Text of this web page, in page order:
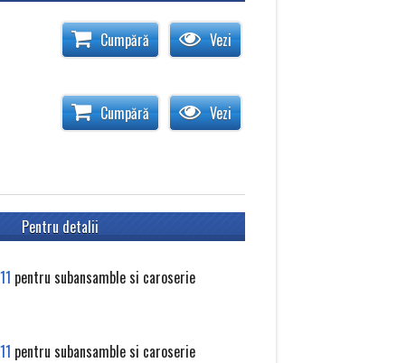
Cumpără Vezi
Cumpără Vezi
Pentru detalii
pentru subansamble si caroserie
pentru subansamble si caroserie